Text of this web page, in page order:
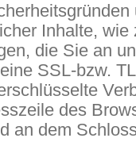
Inhalte, wie
die Sie an
SSL-bzw.
des
an dem